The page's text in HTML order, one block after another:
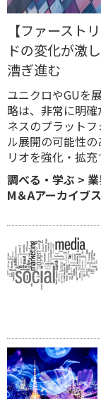
【ファースト
ドの変化が激
漕ぎ進む
ユニクロやGUを
略は、非常に明
ネスのプラット
ル展開の可能性
リオを強化・拡充
調べる・学ぶ >
M＆Aアーカイブス